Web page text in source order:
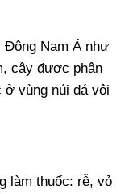
Đông Nam Á như
cây được phân
ở vùng núi đá vôi
làm thuốc: rễ, vỏ